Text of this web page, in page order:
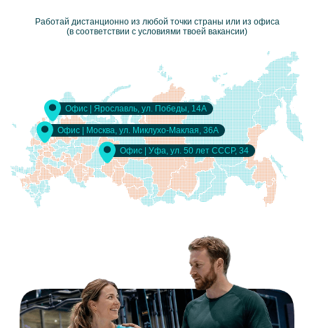
Работай дистанционно из любой точки страны или из офиса
(в соответствии с условиями твоей вакансии)
Офис | Москва, ул. Миклухо-Маклая, 36А
Офис | Уфа, ул. 50 лет СССР, 34
Офис |Ярославль, ул. Победы, 14А